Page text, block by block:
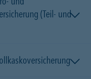
(Teil- und